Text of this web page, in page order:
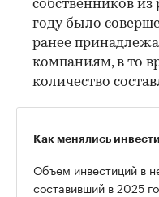
собственников из
году было
ранее
компаниям, в то
количество
Как менялись
Объем инвестиций в
составивший в 2025